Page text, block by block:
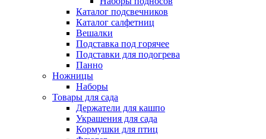
Каталог подсвечников
Каталог салфетниц
Вешалки
Подставка под горячее
Подставки для подогрева
Панно
Ножницы
Наборы
Товары для сада
Держатели для кашпо
Украшения для сада
Кормушки для птиц